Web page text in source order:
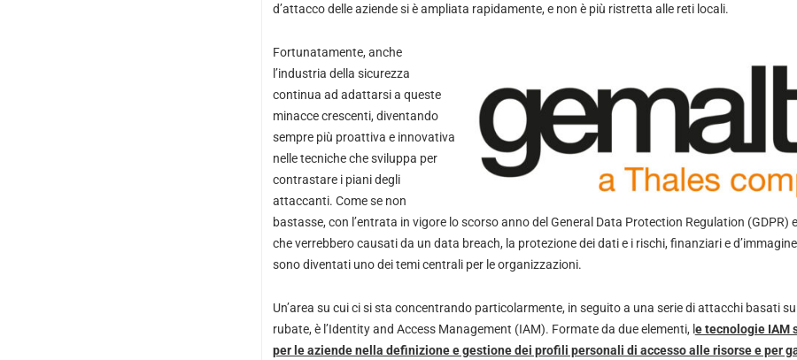
d’attacco delle aziende si è ampliata rapidamente, e non è più ristretta alle reti locali.
Fortunatamente, anche
l’industria della sicurezza
continua ad adattarsi a queste
minacce crescenti, diventando
sempre più proattiva e innovativa
nelle tecniche che sviluppa per
contrastare i piani degli
attaccanti. Come se non
bastasse, con l’entrata in vigore lo scorso anno del General Data Protection Regulation (GDPR)
che verrebbero causati da un data breach, la protezione dei dati e i rischi, finanziari e
sono diventati uno dei temi centrali per le organizzazioni.
Un’area su cui ci si sta concentrando particolarmente, in seguito a una serie di attacchi basati
rubate, è l’Identity and Access Management (IAM). Formate da due elementi, l e tecnologie IAM
per le aziende nella definizione e gestione dei profili personali di accesso alle risorse e per